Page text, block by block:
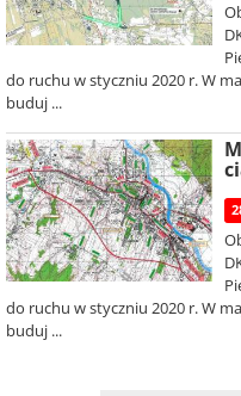
do ruchu w styczniu 2020 r. W
buduj ...
do ruchu w styczniu 2020 r. W
buduj ...